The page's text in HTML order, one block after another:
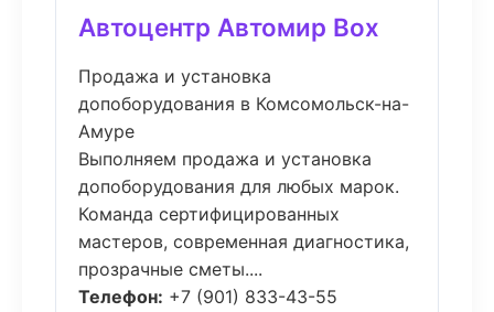
Автоцентр Автомир Box
Продажа и установка
допоборудования в Комсомольск-на-
Амуре
Выполняем продажа и установка
допоборудования для любых марок.
Команда сертифицированных
мастеров, современная диагностика,
прозрачные сметы....
Телефон: +7 (901) 833-43-55